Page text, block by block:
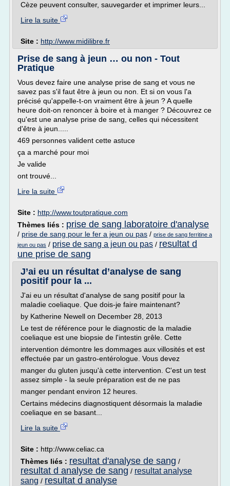
Cèze peuvent consulter, sauvegarder et imprimer leurs...
Lire la suite
Site : http://www.midilibre.fr
Prise de sang à jeun … ou non - Tout
Pratique
Vous devez faire une analyse prise de sang et vous ne
savez pas s'il faut être à jeun ou non. Et si on vous l'a
précisé qu'appelle-t-on vraiment être à jeun ? A quelle
heure doit-on renoncer à boire et à manger ? Découvrez ce
qu'est une analyse prise de sang, celles qui nécessitent
d'être à jeun.....
469 personnes valident cette astuce
ça a marché pour moi
Je valide
ont trouvé...
Lire la suite
Site : http://www.toutpratique.com
Thèmes liés : prise de sang laboratoire d'analyse
/ prise de sang pour le fer a jeun ou pas / prise de sang ferritine a
jeun ou pas / prise de sang a jeun ou pas / resultat d
une prise de sang
J’ai eu un résultat d’analyse de sang
positif pour la ...
J'ai eu un résultat d'analyse de sang positif pour la
maladie coeliaque. Que dois-je faire maintenant?
by Katherine Newell on December 28, 2013
Le test de référence pour le diagnostic de la maladie
coeliaque est une biopsie de l'intestin grêle. Cette
intervention démontre les dommages aux villosités et est
effectuée par un gastro-entérologue. Vous devez
manger du gluten jusqu'à cette intervention. C'est un test
assez simple - la seule préparation est de ne pas
manger pendant environ 12 heures.
Certains médecins diagnostiquent désormais la maladie
coeliaque en se basant...
Lire la suite
Site : http://www.celiac.ca
Thèmes liés : resultat d'analyse de sang /
resultat d analyse de sang / resultat analyse
sang / resultat d analyse